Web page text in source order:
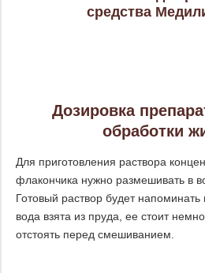
средства
Дозировка
обработки
Для приготовления раствора
флакончика нужно размешивать в
Готовый раствор будет
вода взята из пруда, ее стоит
отстоять перед смешиванием.